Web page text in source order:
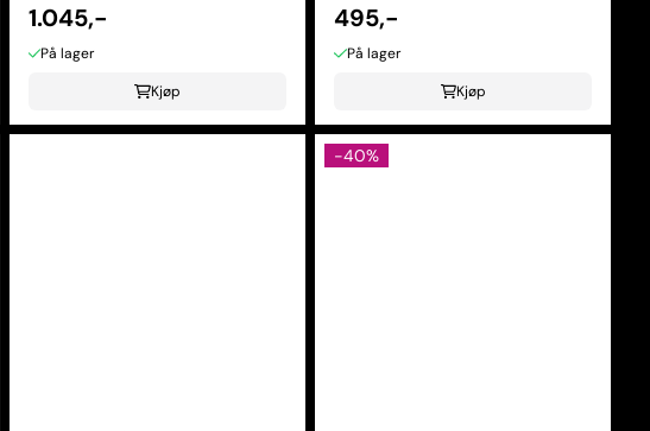
1.045,-
På lager
Kjøp
495,-
På lager
Kjøp
-40%